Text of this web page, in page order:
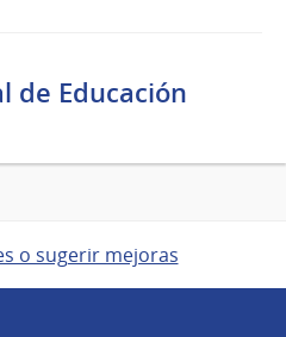
de Educación
o sugerir mejoras